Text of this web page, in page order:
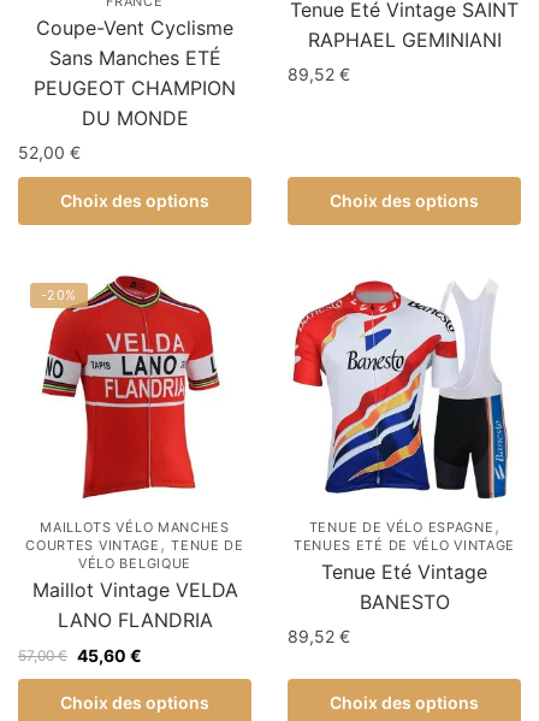
Coupe-Vent Cyclisme
Sans Manches ETÉ
PEUGEOT CHAMPION
DU MONDE
52,00 €
Choix des options
Tenue Eté Vintage SAINT
RAPHAEL GEMINIANI
89,52 €
Choix des options
-20%
MAILLOTS VÉLO MANCHES
COURTES VINTAGE ,TENUE DE
VÉLO BELGIQUE
Maillot Vintage VELDA
LANO FLANDRIA
57,00€ 45,60 €
Choix des options
TENUE DE VÉLO ESPAGNE ,
TENUES ETÉ DE VÉLO VINTAGE
Tenue Eté Vintage
BANESTO
89,52 €
Choix des options